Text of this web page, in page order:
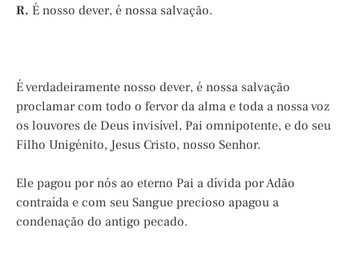
R. É nosso dever, é nossa salvação.
É verdadeiramente nosso dever, é nossa salvação
proclamar com todo o fervor da alma e toda a nossa voz
os louvores de Deus invisível, Pai omnipotente, e do seu
Filho Unigénito, Jesus Cristo, nosso Senhor.
Ele pagou por nós ao eterno Pai a dívida por Adão
contraída e com seu Sangue precioso apagou a
condenação do antigo pecado.